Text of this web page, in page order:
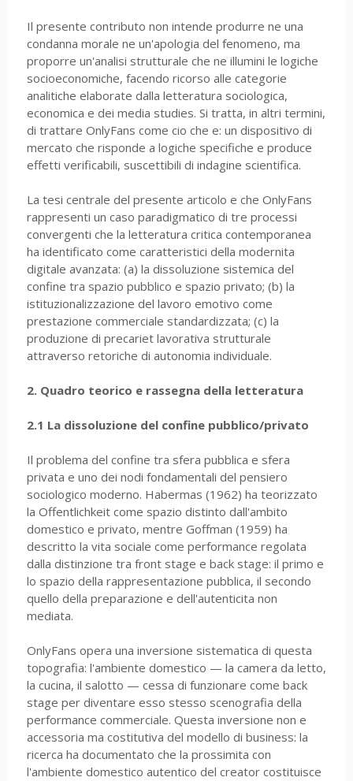
Il presente contributo non intende produrre ne una
condanna morale ne un'apologia del fenomeno, ma
proporre un'analisi strutturale che ne illumini le logiche
socioeconomiche, facendo ricorso alle categorie
analitiche elaborate dalla letteratura sociologica,
economica e dei media studies. Si tratta, in altri termini,
di trattare OnlyFans come cio che e: un dispositivo di
mercato che risponde a logiche specifiche e produce
effetti verificabili, suscettibili di indagine scientifica.
La tesi centrale del presente articolo e che OnlyFans
rappresenti un caso paradigmatico di tre processi
convergenti che la letteratura critica contemporanea
ha identificato come caratteristici della modernita
digitale avanzata: (a) la dissoluzione sistemica del
confine tra spazio pubblico e spazio privato; (b) la
istituzionalizzazione del lavoro emotivo come
prestazione commerciale standardizzata; (c) la
produzione di precariet lavorativa strutturale
attraverso retoriche di autonomia individuale.
2. Quadro teorico e rassegna della letteratura
2.1 La dissoluzione del confine pubblico/privato
Il problema del confine tra sfera pubblica e sfera
privata e uno dei nodi fondamentali del pensiero
sociologico moderno. Habermas (1962) ha teorizzato
la Offentlichkeit come spazio distinto dall'ambito
domestico e privato, mentre Goffman (1959) ha
descritto la vita sociale come performance regolata
dalla distinzione tra front stage e back stage: il primo e
lo spazio della rappresentazione pubblica, il secondo
quello della preparazione e dell'autenticita non
mediata.
OnlyFans opera una inversione sistematica di questa
topografia: l'ambiente domestico — la camera da letto,
la cucina, il salotto — cessa di funzionare come back
stage per diventare esso stesso scenografia della
performance commerciale. Questa inversione non e
accessoria ma costitutiva del modello di business: la
ricerca ha documentato che la prossimita con
l'ambiente domestico autentico del creator costituisce